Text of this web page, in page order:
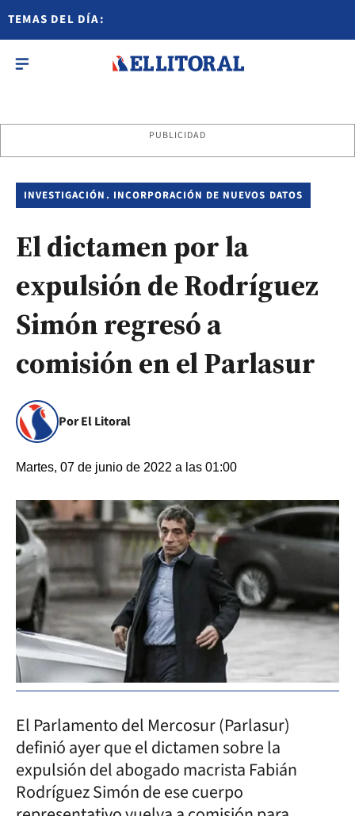
TEMAS DEL DÍA:
PUBLICIDAD
INVESTIGACIÓN. INCORPORACIÓN DE NUEVOS DATOS
El dictamen por la
expulsión de Rodríguez
Simón regresó a
comisión en el Parlasur
Por El Litoral
Martes, 07 de junio de 2022 a las 01:00
El Parlamento del Mercosur (Parlasur)
definió ayer que el dictamen sobre la
expulsión del abogado macrista Fabián
Rodríguez Simón de ese cuerpo